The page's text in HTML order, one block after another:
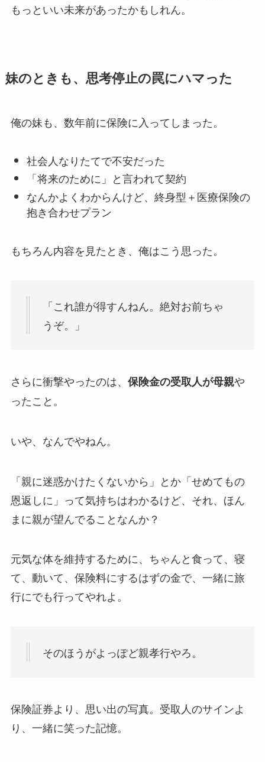
もっといい未来があったかもしれん。
妹のときも、思考停止の罠にハマった
俺の妹も、数年前に保険に入ってしまった。
社会人なりたてで不安だった
「将来のために」と言われて契約
なんかよくわからんけど、終身型＋医療保険の
抱き合わせプラン
もちろん内容を見たとき、俺はこう思った。
「これ誰が得すんねん。絶対お前ちゃ
うぞ。」
さらに衝撃やったのは、 保険金の受取人が母親や
ったこと。
いや、なんでやねん。
「親に迷惑かけたくないから」とか「せめてもの
恩返しに」って気持ちはわかるけど、それ、ほん
まに親が望んでることなんか？
元気な体を維持するために、ちゃんと食って、寝
て、動いて、保険料にするはずの金で、一緒に旅
行にでも行ってやれよ。
そのほうがよっぽど親孝行やろ。
保険証券より、思い出の写真。受取人のサインよ
り、一緒に笑った記憶。